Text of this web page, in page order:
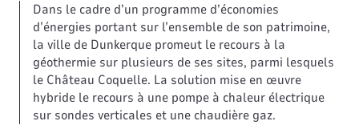
Dans le cadre d’un programme d’économies
d’énergies portant sur l’ensemble de son patrimoine,
la ville de Dunkerque promeut le recours à la
géothermie sur plusieurs de ses sites, parmi lesquels
le Château Coquelle. La solution mise en œuvre
hybride le recours à une pompe à chaleur électrique
sur sondes verticales et une chaudière gaz.